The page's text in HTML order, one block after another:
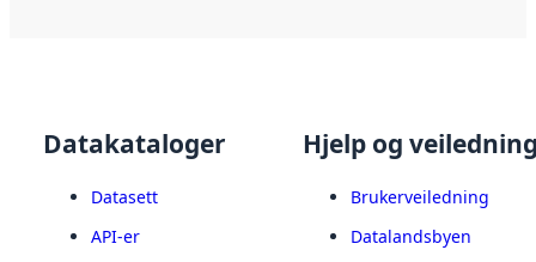
Datakataloger
Datasett
API-er
Hjelp og
Brukerveiledning
Datalandsbyen